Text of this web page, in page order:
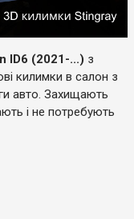
ID6 (2021-...) з
килимки в салон з
авто. Захищають
і не потребують